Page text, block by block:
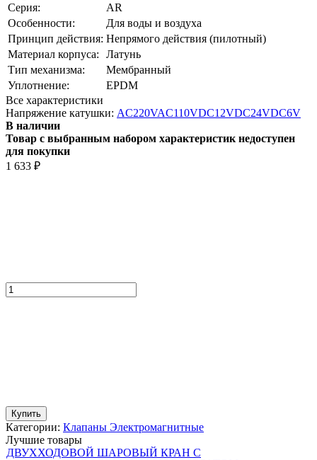
Серия:
AR
Особенности:
Для воды и воздуха
Принцип действия: Непрямого действия (пилотный)
Материал корпуса:
Латунь
Тип механизма:
Мембранный
Уплотнение:
EPDM
Все характеристики
Напряжение катушки: AC220VAC110VDC12VDC24VDC6V
В наличии
Товар с выбранным набором характеристик недоступен
для покупки
1 633 ₽
Купить
Категории: Клапаны Электромагнитные
Лучшие товары
ДВУХХОДОВОЙ ШАРОВЫЙ КРАН С